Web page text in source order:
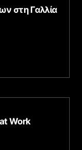
στη Γαλλία
Work